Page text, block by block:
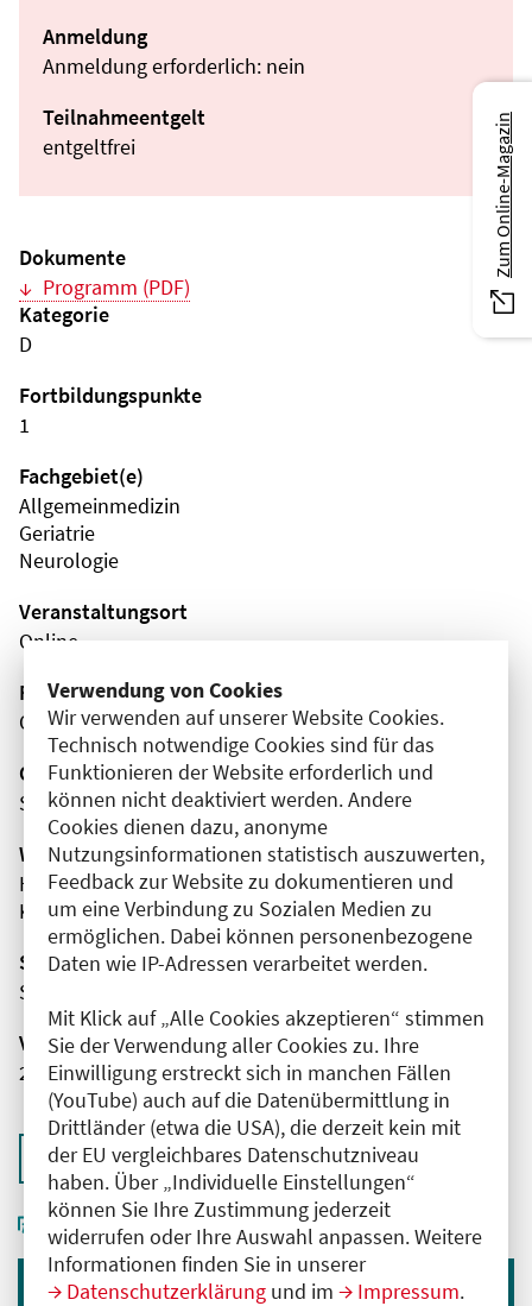
Verwendung von Cookies
Wir verwenden auf unserer Website Cookies.
Technisch notwendige Cookies sind für das
Funktionieren der Website erforderlich und
können nicht deaktiviert werden. Andere
Cookies dienen dazu, anonyme
Nutzungsinformationen statistisch auszuwerten,
Feedback zur Website zu dokumentieren und
um eine Verbindung zu Sozialen Medien zu
ermöglichen. Dabei können personenbezogene
Daten wie IP-Adressen verarbeitet werden.
Mit Klick auf „Alle Cookies akzeptieren“ stimmen
Sie der Verwendung aller Cookies zu. Ihre
Einwilligung erstreckt sich in manchen Fällen
(YouTube) auch auf die Datenübermittlung in
Drittländer (etwa die USA), die derzeit kein mit
der EU vergleichbares Datenschutzniveau
haben. Über „Individuelle Einstellungen“
können Sie Ihre Zustimmung jederzeit
widerrufen oder Ihre Auswahl anpassen. Weitere
Informationen finden Sie in unserer
Datenschutzerklärung und im Impressum.
Anmeldung
Anmeldung erforderlich: nein
Teilnahmeentgelt
entgeltfrei
Dokumente
Programm (PDF)
Kategorie
D
Fortbildungspunkte
1
Fachgebiet(e)
Allgemeinmedizin
Geriatrie
Neurologie
Veranstaltungsort
Online
Fortbildungsformat
Online
Organisator(en)
Spitzenverband Digitale Gesundheitsversorgung e.V.
Wissenschaftliche Leitung
Herr PD Dr. med. Torsten Kraya
Klinikum St. Georg gGmbH
Sponsor(en)
Synaptikon GmbH
Veranstaltungsnummer
2761102026024800002
Zurück zur Übersicht
Zum Online-Magazin